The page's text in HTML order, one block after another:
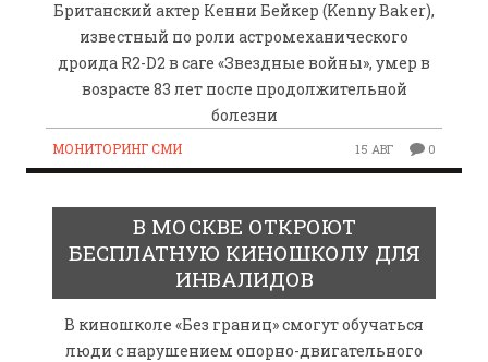
Британский актер Кенни Бейкер (Kenny Baker),
известный по роли астромеханического
дроида R2-D2 в саге «Звездные войны», умер в
возрасте 83 лет после продолжительной
болезни
МОНИТОРИНГ СМИ 15 АВГ 0
В МОСКВЕ ОТКРОЮТ
БЕСПЛАТНУЮ КИНОШКОЛУ ДЛЯ
ИНВАЛИДОВ
В киношколе «Без границ» смогут обучаться
люди с нарушением опорно-двигательного